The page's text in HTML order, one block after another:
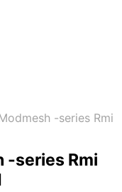
-series Rmi
-series Rmi